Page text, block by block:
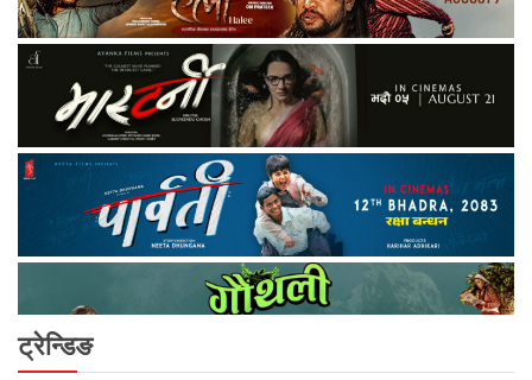
ट्रेन्डिङ